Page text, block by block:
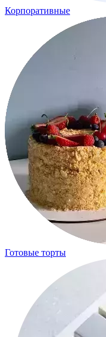
Корпоративные
Готовые торты